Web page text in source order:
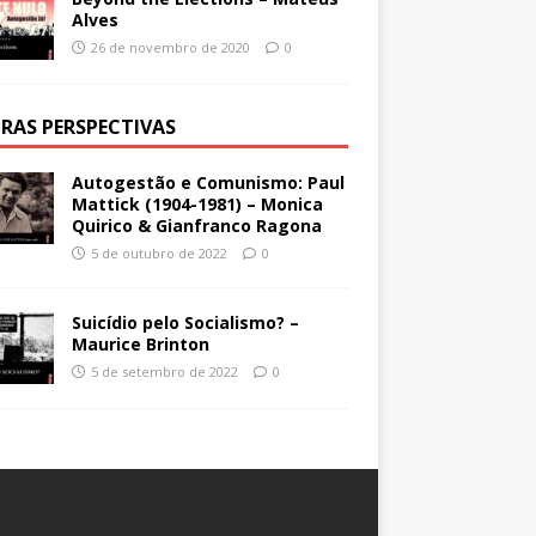
Alves
26 de novembro de 2020 0
PERSPECTIVAS
Autogestão e Comunismo: Paul
Mattick (1904-1981) – Monica
Quirico & Gianfranco Ragona
5 de outubro de 2022 0
Suicídio pelo Socialismo? –
Maurice Brinton
5 de setembro de 2022 0